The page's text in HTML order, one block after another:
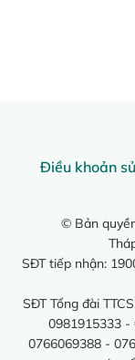
Điều khoản
© Bản
SĐT tiếp nhận:
SĐT Tổng đài
0981915333 -
0766069388 -